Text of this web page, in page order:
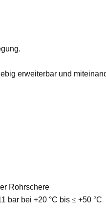
erweiterbar und
Rohrschere
bar bei +20 °C bis ≤ +50 °C